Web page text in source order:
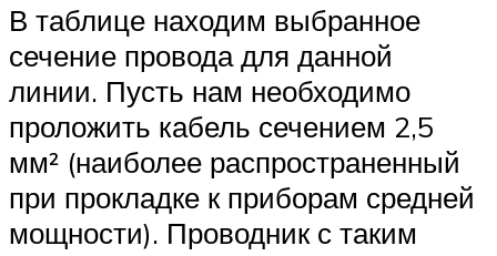
В таблице находим выбранное
сечение провода для данной
линии. Пусть нам необходимо
проложить кабель сечением 2,5
мм² (наиболее распространенный
при прокладке к приборам средней
мощности). Проводник с таким